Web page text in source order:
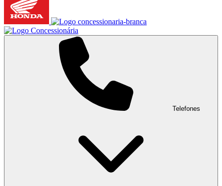
Telefones